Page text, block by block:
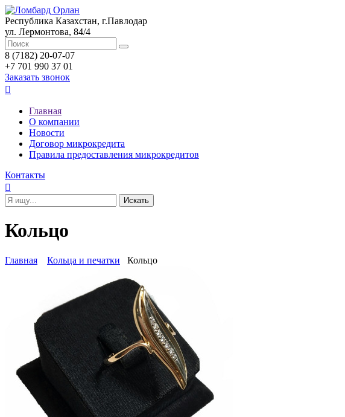
Республика Казахстан, г.Павлодар
ул. Лермонтова, 84/4
8 (7182) 20-07-07
+7 701 990 37 01
Заказать звонок

Главная
О компании
Новости
Договор микрокредита
Правила предоставления микрокредитов
Контакты

Кольцо
Главная Кольца и печатки Кольцо